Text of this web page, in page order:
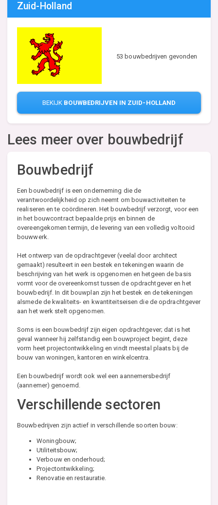
Zuid-Holland
53 bouwbedrijven gevonden
BEKIJK BOUWBEDRIJVEN IN ZUID-HOLLAND
Lees meer over bouwbedrijf
Bouwbedrijf
Een bouwbedrijf is een onderneming die de
verantwoordelijkheid op zich neemt om bouwactiviteiten te
realiseren en te coördineren. Het bouwbedrijf verzorgt, voor een
in het bouwcontract bepaalde prijs en binnen de
overeengekomen termijn, de levering van een volledig voltooid
bouwwerk.
Het ontwerp van de opdrachtgever (veelal door architect
gemaakt) resulteert in een bestek en tekeningen waarin de
beschrijving van het werk is opgenomen en hetgeen de basis
vormt voor de overeenkomst tussen de opdrachtgever en het
bouwbedrijf. In dit bouwplan zijn het bestek en de tekeningen
alsmede de kwaliteits- en kwantiteitseisen die de opdrachtgever
aan het werk stelt opgenomen.
Soms is een bouwbedrijf zijn eigen opdrachtgever; dat is het
geval wanneer hij zelfstandig een bouwproject begint, deze
vorm heet projectontwikkeling en vindt meestal plaats bij de
bouw van woningen, kantoren en winkelcentra.
Een bouwbedrijf wordt ook wel een aannemersbedrijf
(aannemer) genoemd.
Verschillende sectoren
Bouwbedrijven zijn actief in verschillende soorten bouw:
Woningbouw;
Utiliteitsbouw;
Verbouw en onderhoud;
Projectontwikkeling;
Renovatie en restauratie.